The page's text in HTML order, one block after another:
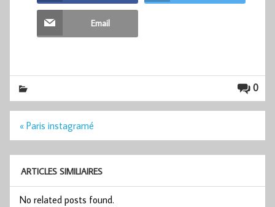
Email
0
Navigation
« Paris instagramé
ARTICLES SIMILIAIRES
No related posts found.